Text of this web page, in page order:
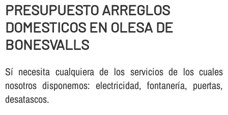
PRESUPUESTO ARREGLOS
DOMESTICOS EN OLESA DE
BONESVALLS
Sí necesita cualquiera de los servicios de los cuales
nosotros disponemos: electricidad, fontanería, puertas,
desatascos.